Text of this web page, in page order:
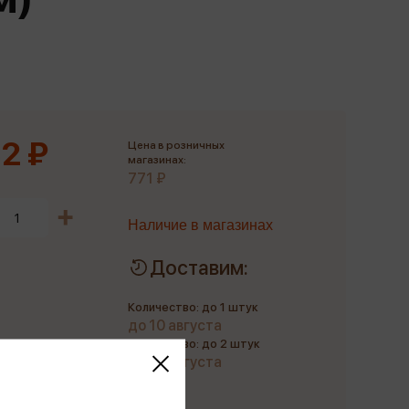
₽
Цена в розничных
магазинах:
771 ₽
Наличие в магазинах
Доставим:
Количество: до 1 штук
до 10 августа
Количество: до 2 штук
до 21 августа